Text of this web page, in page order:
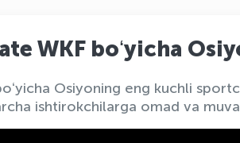
WKF boʻyicha
Osiyoning eng kuchli
ishtirokchilarga omad va